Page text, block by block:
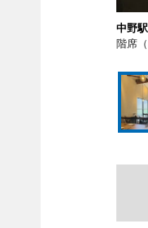
中野
階席（